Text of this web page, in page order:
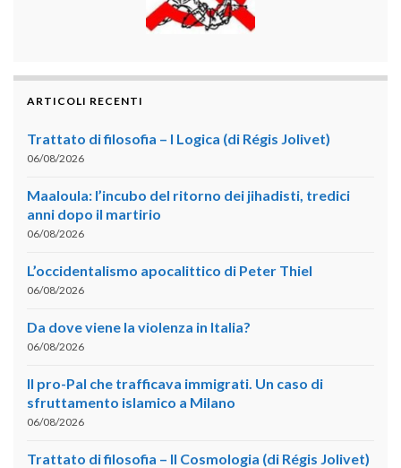
ARTICOLI RECENTI
Trattato di filosofia – I Logica (di Régis Jolivet)
06/08/2026
Maaloula: l’incubo del ritorno dei jihadisti, tredici
anni dopo il martirio
06/08/2026
L’occidentalismo apocalittico di Peter Thiel
06/08/2026
Da dove viene la violenza in Italia?
06/08/2026
Il pro-Pal che trafficava immigrati. Un caso di
sfruttamento islamico a Milano
06/08/2026
Trattato di filosofia – II Cosmologia (di Régis Jolivet)